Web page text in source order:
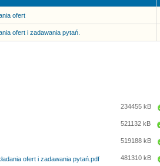
ofert
ofert i zadawania pytań.
234455 kB
521132 kB
519188 kB
ofert i zadawania pytań.pdf
481310 kB